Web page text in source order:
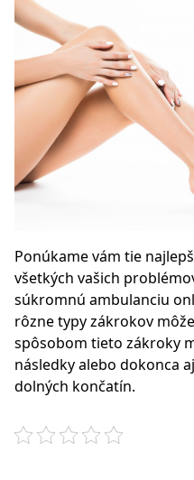
Ponúkame vám tie
všetkých vašich
súkromnú ambulanciu
rôzne typy zákrokov
spôsobom tieto zákroky
následky alebo dokonca
dolných končatín.